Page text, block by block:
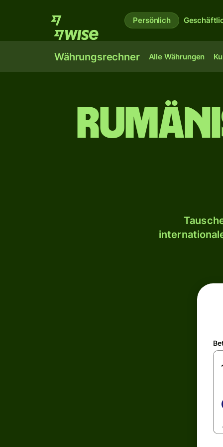
Persönlich
Währungsrechner Alle Währungen